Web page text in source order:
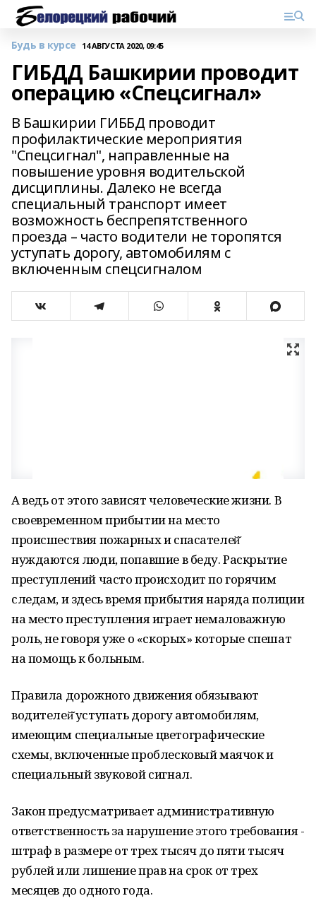
Будь в курсе 14 АВГУСТА 2020, 09:45
ГИБДД Башкирии проводит
операцию «Спецсигнал»
В Башкирии ГИББД проводит
профилактические мероприятия
"Спецсигнал", направленные на
повышение уровня водительской
дисциплины. Далеко не всегда
специальный транспорт имеет
возможность беспрепятственного
проезда – часто водители не торопятся
уступать дорогу, автомобилям с
включенным спецсигналом
А ведь от этого зависят человеческие жизни. В
своевременном прибытии на место
происшествия пожарных и спасателей̆
нуждаются люди, попавшие в беду. Раскрытие
преступлений часто происходит по горячим
следам, и здесь время прибытия наряда полиции
на место преступления играет немаловажную
роль, не говоря уже о «скорых» которые спешат
на помощь к больным.
Правила дорожного движения обязывают
водителей̆ уступать дорогу автомобилям,
имеющим специальные цветографические
схемы, включенные проблесковый маячок и
специальный звуковой сигнал.
Закон предусматривает административную
ответственность за нарушение этого требования -
штраф в размере от трех тысяч до пяти тысяч
рублей или лишение прав на срок от трех
месяцев до одного года.